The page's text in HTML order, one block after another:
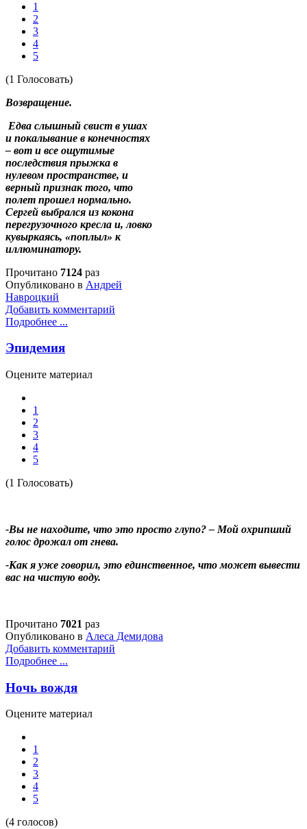
1
2
3
4
5
(1 Голосовать)
Возвращение.
Едва слышный свист в ушах
и покалывание в конечностях
– вот и все ощутимые
последствия прыжка в
нулевом пространстве, и
верный признак того, что
полет прошел нормально.
Сергей выбрался из кокона
перегрузочного кресла и, ловко
кувыркаясь, «поплыл» к
иллюминатору.
Прочитано 7124 раз
Опубликовано в Андрей
Навроцкий
Добавить комментарий
Подробнее ...
Эпидемия
Оцените материал
1
2
3
4
5
(1 Голосовать)
-Вы не находите, что это просто глупо? – Мой охрипший
голос дрожал от гнева.
-Как я уже говорил, это единственное, что может вывести
вас на чистую воду.
Прочитано 7021 раз
Опубликовано в Алеса Демидова
Добавить комментарий
Подробнее ...
Ночь вождя
Оцените материал
1
2
3
4
5
(4 голосов)